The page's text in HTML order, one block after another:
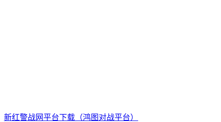
新红警战网平台下载（鸿图对战平台）